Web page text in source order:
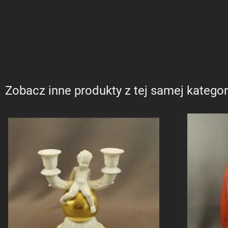
Zobacz inne produkty z tej samej